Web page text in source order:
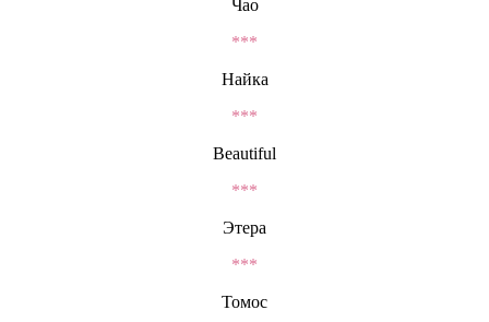
Чао
***
Найка
***
Beautiful
***
Этера
***
Томос